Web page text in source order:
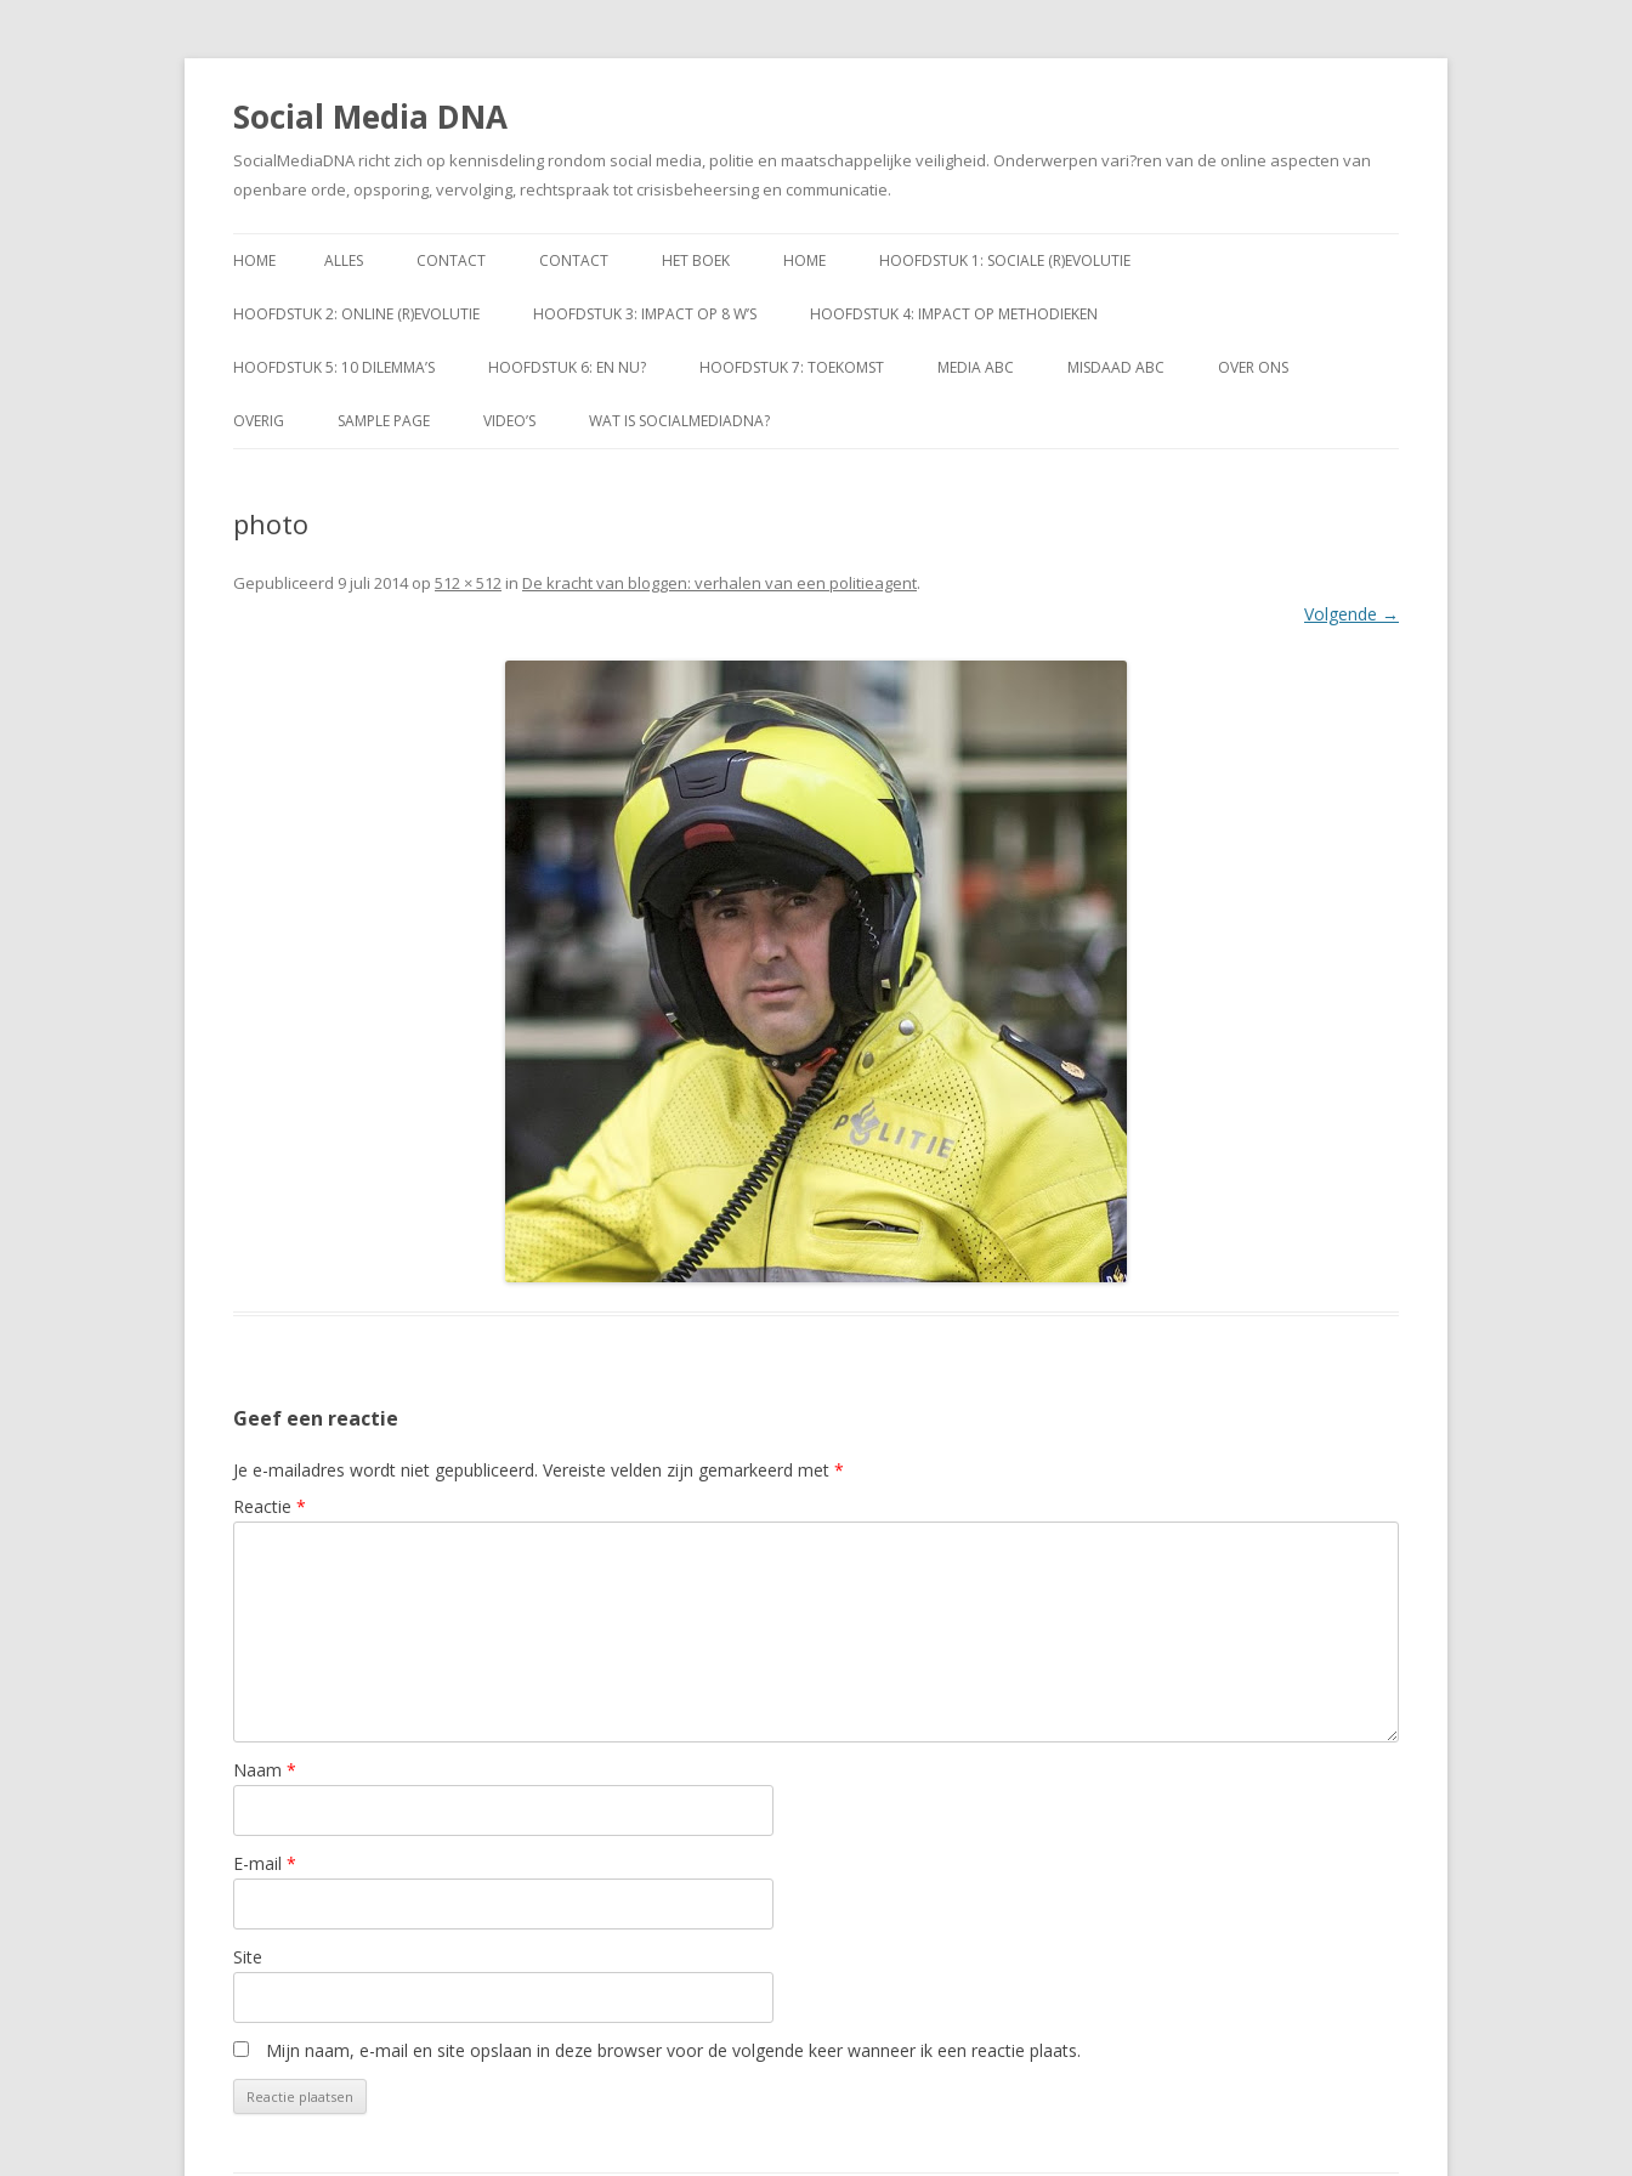
Social Media DNA
SocialMediaDNA richt zich op kennisdeling rondom social media, politie en maatschappelijke veiligheid. Onderwerpen vari?ren van de online aspecten van
openbare orde, opsporing, vervolging, rechtspraak tot crisisbeheersing en communicatie.
naar
HOME ALLES CONTACT CONTACT HET BOEK HOME HOOFDSTUK 1: SOCIALE (R)EVOLUTIE
HOOFDSTUK 2: ONLINE (R)EVOLUTIE HOOFDSTUK 3: IMPACT OP 8 W’S HOOFDSTUK 4: IMPACT OP METHODIEKEN
HOOFDSTUK 5: 10 DILEMMA’S HOOFDSTUK 6: EN NU? HOOFDSTUK 7: TOEKOMST MEDIA ABC MISDAAD ABC OVER ONS
OVERIG SAMPLE PAGE VIDEO’S WAT IS SOCIALMEDIADNA?
photo
Gepubliceerd 9 juli 2014op 512 × 512 in De kracht van bloggen: verhalen van een politieagent.
Volgende →
Geef een reactie
Je e-mailadres wordt niet gepubliceerd. Vereiste velden zijn gemarkeerd met *
Reactie *
Naam *
E-mail *
Site
Mijn naam, e-mail en site opslaan in deze browser voor de volgende keer wanneer ik een reactie plaats.